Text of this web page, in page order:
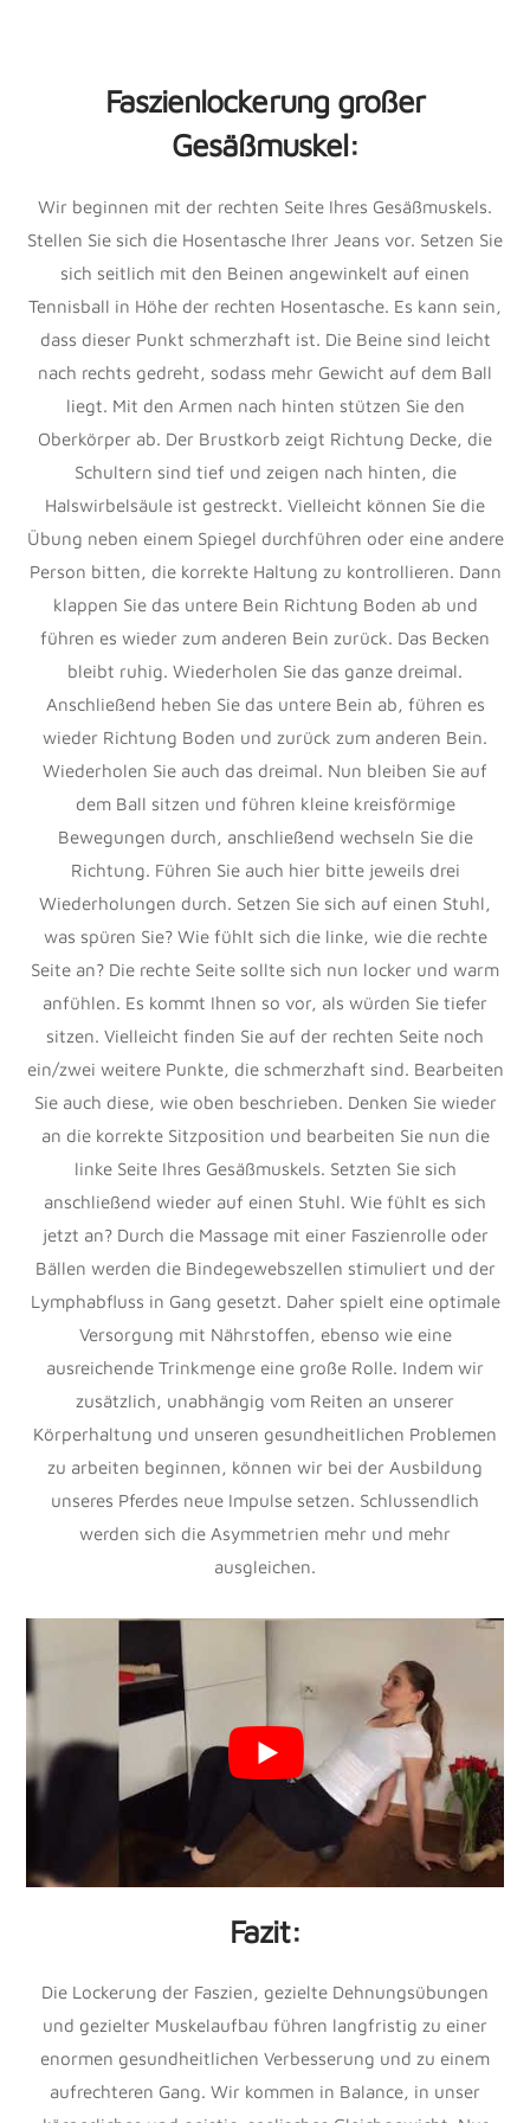
Faszienlockerung großer
Gesäßmuskel:
Wir beginnen mit der rechten Seite Ihres Gesäßmuskels.
Stellen Sie sich die Hosentasche Ihrer Jeans vor. Setzen Sie
sich seitlich mit den Beinen angewinkelt auf einen
Tennisball in Höhe der rechten Hosentasche. Es kann sein,
dass dieser Punkt schmerzhaft ist. Die Beine sind leicht
nach rechts gedreht, sodass mehr Gewicht auf dem Ball
liegt. Mit den Armen nach hinten stützen Sie den
Oberkörper ab. Der Brustkorb zeigt Richtung Decke, die
Schultern sind tief und zeigen nach hinten, die
Halswirbelsäule ist gestreckt. Vielleicht können Sie die
Übung neben einem Spiegel durchführen oder eine andere
Person bitten, die korrekte Haltung zu kontrollieren. Dann
klappen Sie das untere Bein Richtung Boden ab und
führen es wieder zum anderen Bein zurück. Das Becken
bleibt ruhig. Wiederholen Sie das ganze dreimal.
Anschließend heben Sie das untere Bein ab, führen es
wieder Richtung Boden und zurück zum anderen Bein.
Wiederholen Sie auch das dreimal. Nun bleiben Sie auf
dem Ball sitzen und führen kleine kreisförmige
Bewegungen durch, anschließend wechseln Sie die
Richtung. Führen Sie auch hier bitte jeweils drei
Wiederholungen durch. Setzen Sie sich auf einen Stuhl,
was spüren Sie? Wie fühlt sich die linke, wie die rechte
Seite an? Die rechte Seite sollte sich nun locker und warm
anfühlen. Es kommt Ihnen so vor, als würden Sie tiefer
sitzen. Vielleicht finden Sie auf der rechten Seite noch
ein/zwei weitere Punkte, die schmerzhaft sind. Bearbeiten
Sie auch diese, wie oben beschrieben. Denken Sie wieder
an die korrekte Sitzposition und bearbeiten Sie nun die
linke Seite Ihres Gesäßmuskels. Setzten Sie sich
anschließend wieder auf einen Stuhl. Wie fühlt es sich
jetzt an? Durch die Massage mit einer Faszienrolle oder
Bällen werden die Bindegewebszellen stimuliert und der
Lymphabfluss in Gang gesetzt. Daher spielt eine optimale
Versorgung mit Nährstoffen, ebenso wie eine
ausreichende Trinkmenge eine große Rolle. Indem wir
zusätzlich, unabhängig vom Reiten an unserer
Körperhaltung und unseren gesundheitlichen Problemen
zu arbeiten beginnen, können wir bei der Ausbildung
unseres Pferdes neue Impulse setzen. Schlussendlich
werden sich die Asymmetrien mehr und mehr
ausgleichen.
Fazit:
Die Lockerung der Faszien, gezielte Dehnungsübungen
und gezielter Muskelaufbau führen langfristig zu einer
enormen gesundheitlichen Verbesserung und zu einem
aufrechteren Gang. Wir kommen in Balance, in unser